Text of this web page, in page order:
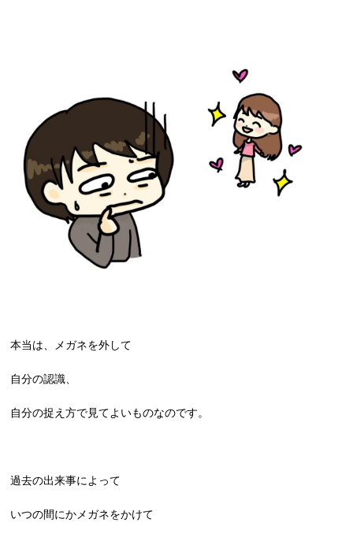
本当は、メガネを外して
自分の認識、
自分の捉え方で見てよいものなのです。
過去の出来事によって
いつの間にかメガネをかけて